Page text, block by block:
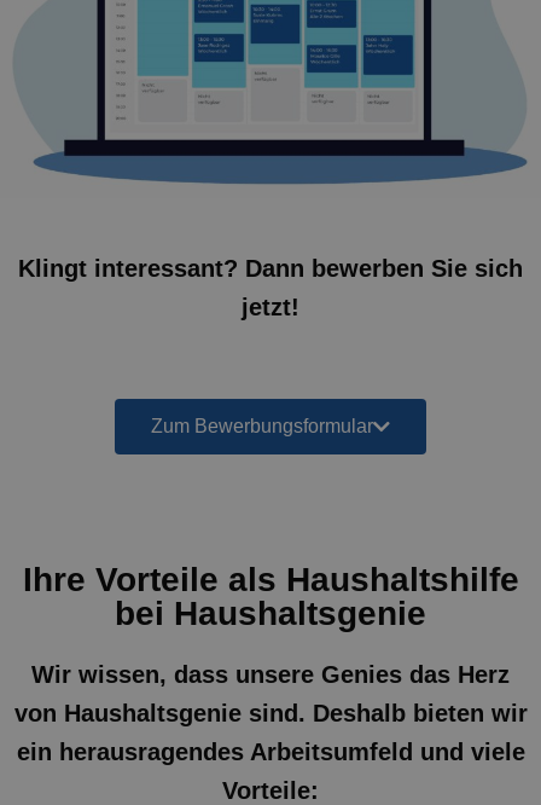
Klingt interessant? Dann bewerben Sie sich
jetzt!
Zum Bewerbungsformular
Ihre Vorteile als Haushaltshilfe
bei Haushaltsgenie
Wir wissen, dass unsere Genies das Herz
von Haushaltsgenie sind. Deshalb bieten wir
ein herausragendes Arbeitsumfeld und viele
Vorteile: